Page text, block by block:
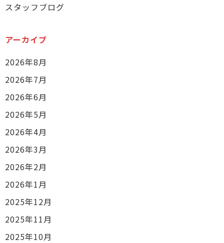
スタッフブログ
アーカイブ
2026年8月
2026年7月
2026年6月
2026年5月
2026年4月
2026年3月
2026年2月
2026年1月
2025年12月
2025年11月
2025年10月